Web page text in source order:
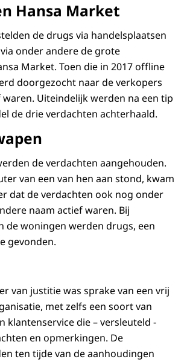
Hansa Market
de drugs via handelsplaatsen
onder andere de grote
Market. Toen die in 2017 offline
doorgezocht naar de verkopers
Uiteindelijk werden na een tip
de drie verdachten achterhaald.
de verdachten aangehouden.
van een van hen aan stond, kwam
dat de verdachten ook nog onder
naam actief waren. Bij
de woningen werden drugs, een
gevonden.
van justitie was sprake van een vrij
met zelfs een soort van
klantenservice die – versleuteld -
en opmerkingen. De
ten tijde van de aanhoudingen